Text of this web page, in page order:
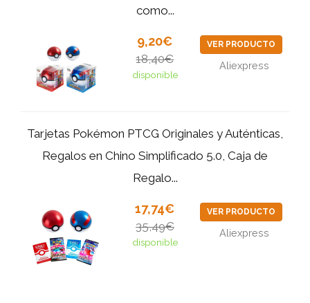
como...
9,20€
18,40€
disponible
VER PRODUCTO
Aliexpress
Tarjetas Pokémon PTCG Originales y Auténticas,
Regalos en Chino Simplificado 5.0, Caja de
Regalo...
17,74€
35,49€
disponible
VER PRODUCTO
Aliexpress